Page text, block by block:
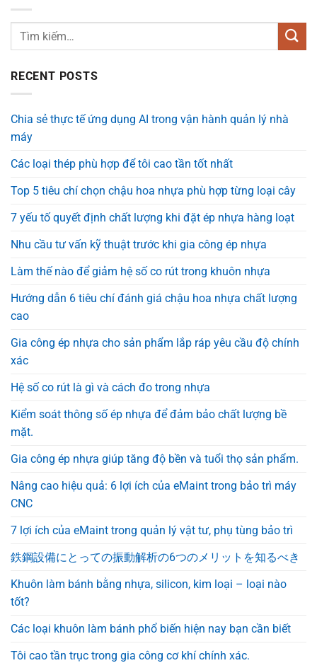
RECENT POSTS
Chia sẻ thực tế ứng dụng AI trong vận hành quản lý nhà
máy
Các loại thép phù hợp để tôi cao tần tốt nhất
Top 5 tiêu chí chọn chậu hoa nhựa phù hợp từng loại cây
7 yếu tố quyết định chất lượng khi đặt ép nhựa hàng loạt
Nhu cầu tư vấn kỹ thuật trước khi gia công ép nhựa
Làm thế nào để giảm hệ số co rút trong khuôn nhựa
Hướng dẫn 6 tiêu chí đánh giá chậu hoa nhựa chất lượng
cao
Gia công ép nhựa cho sản phẩm lắp ráp yêu cầu độ chính
xác
Hệ số co rút là gì và cách đo trong nhựa
Kiểm soát thông số ép nhựa để đảm bảo chất lượng bề
mặt.
Gia công ép nhựa giúp tăng độ bền và tuổi thọ sản phẩm.
Nâng cao hiệu quả: 6 lợi ích của eMaint trong bảo trì máy
CNC
7 lợi ích của eMaint trong quản lý vật tư, phụ tùng bảo trì
鉄鋼設備にとっての振動解析の6つのメリットを知るべき
Khuôn làm bánh bằng nhựa, silicon, kim loại – loại nào
tốt?
Các loại khuôn làm bánh phổ biến hiện nay bạn cần biết
Tôi cao tần trục trong gia công cơ khí chính xác.